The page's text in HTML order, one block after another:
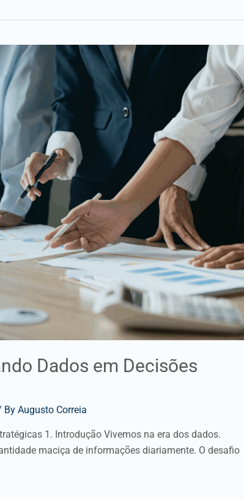
Dados em Decisões
By Augusto Correia
1. Introdução Vivemos na era dos dados.
maciça de informações diariamente. O desafio